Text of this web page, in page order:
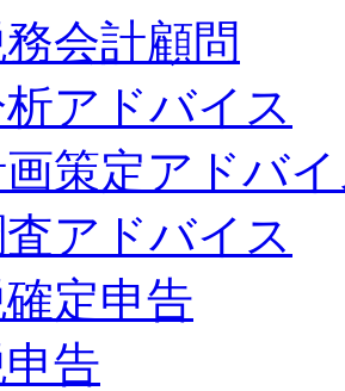
会計顧問
アドバイス
策定アドバ
アドバイス
定申告
告